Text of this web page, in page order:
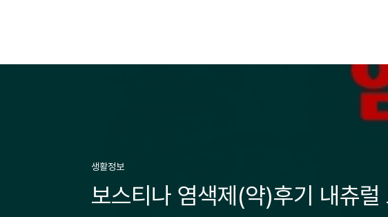
생활정보
보스티나 염색제(약)후기 내츄